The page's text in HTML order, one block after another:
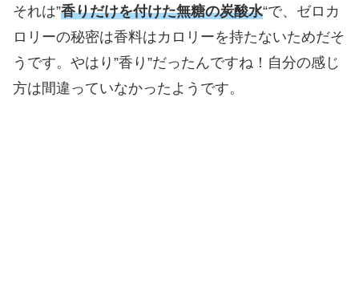
それは”香りだけを付けた無糖の炭酸水“で、ゼロカ
ロリーの秘密は香料はカロリーを持たないためだそ
うです。やはり”香り”だったんですね！自分の感じ
方は間違っていなかったようです。